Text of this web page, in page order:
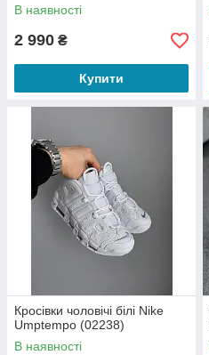
В наявності
2 990 ₴
Купити
Кросівки чоловічі білі Nike
Umptempo (02238)
В наявності